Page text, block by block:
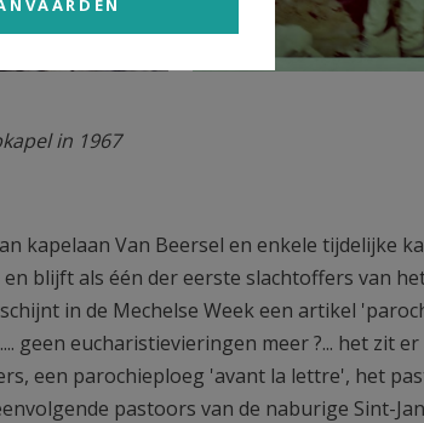
in 1967
kapelaan Van Beersel en enkele tijdelijke
blijft als één der eerste slachtoffers van
in de Mechelse Week een artikel
geen eucharistievieringen meer ?... het zit er
een parochieploeg 'avant la lettre', het
pastoors van de naburige Sint-